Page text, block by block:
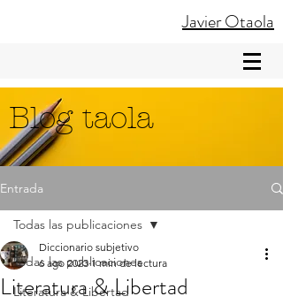
Javier Otaola
Blog taola
Entrada
Todas las publicaciones
Literatura & Libertad
Todas las publicaciones
Literatura & Libertad
Diccionario subjetivo
6 ago 2023 1 min de lectura